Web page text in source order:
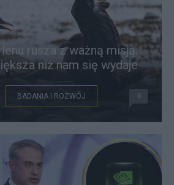
rusza z ważną misją.
niż nam się wydaje
BADANIA I ROZWÓJ 4